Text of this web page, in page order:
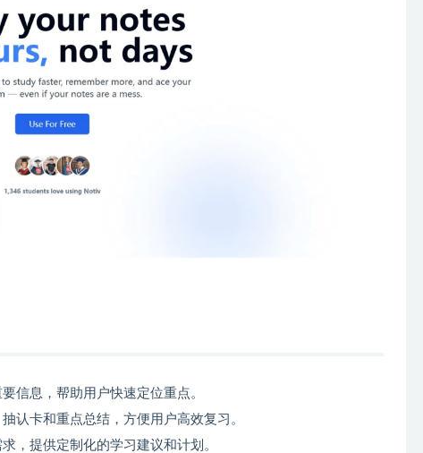
信息，帮助用户快速定位重点。
认卡和重点总结，方便用户高效复习。
，提供定制化的学习建议和计划。